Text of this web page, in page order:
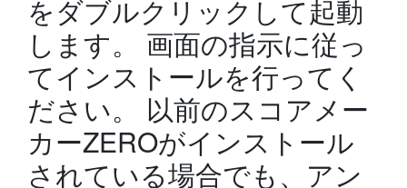
をダブルクリックして起動
します。 画面の指示に従っ
てインストールを行ってく
ださい。 以前のスコアメー
カーZEROがインストール
されている場合でも、アン